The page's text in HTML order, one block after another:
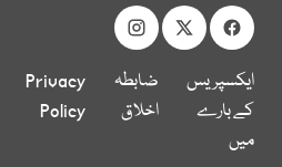
ایکسپریس
کے بارے
میں
ضابطہ
اخلاق
Privacy
Policy